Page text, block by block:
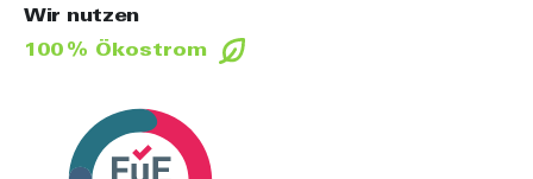
Wir nutzen
100 % Ökostrom